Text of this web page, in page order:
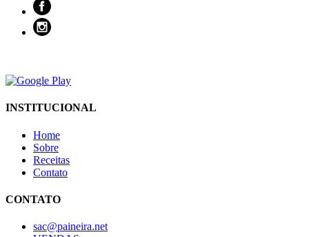
INSTITUCIONAL
Home
Sobre
Receitas
Contato
CONTATO
sac@paineira.net